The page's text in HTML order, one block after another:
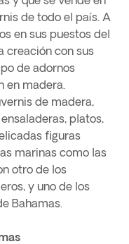
de todo el país. A
en sus puestos del
creación con sus
de adornos
en madera.
de madera,
platos,
figuras
marinas como las
otro de los
y uno de los
Bahamas.